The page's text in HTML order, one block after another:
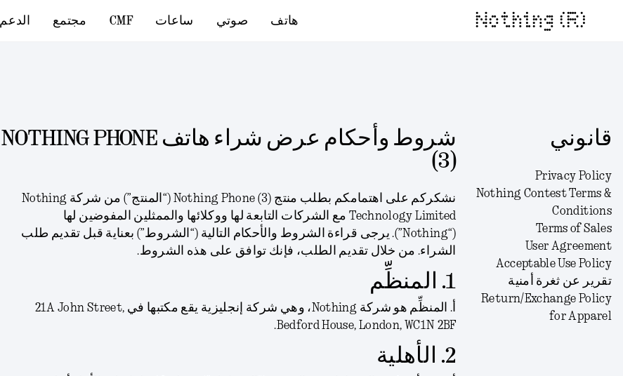
Nothing (R) هاتف صوتي ساعات CMF مجتمع الدعم
قانوني
Privacy Policy
Nothing Contest Terms &
Conditions
Terms of Sales
User Agreement
Acceptable Use Policy
تقرير عن ثغرة أمنية
Return/Exchange Policy
for Apparel
شروط وأحكام عرض شراء هاتف NOTHING PHONE
(3)
نشكركم على اهتمامكم بطلب منتج Nothing Phone (3) (“المنتج”) من شركة Nothing
Technology Limited مع الشركات التابعة لها ووكلائها والممثلين المفوضين لها
(“Nothing”). يرجى قراءة الشروط والأحكام التالية (“الشروط”) بعناية قبل تقديم طلب
الشراء. من خلال تقديم الطلب، فإنك توافق على هذه الشروط.
1. المنظِّم
أ. المنظِّم هو شركة Nothing، وهي شركة إنجليزية يقع مكتبها في 21A John Street,
Bedford House, London, WC1N 2BF.
2. الأهلية